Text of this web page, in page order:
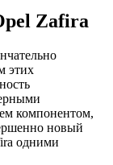
Zafira
этих
компонентом,
новый
одними